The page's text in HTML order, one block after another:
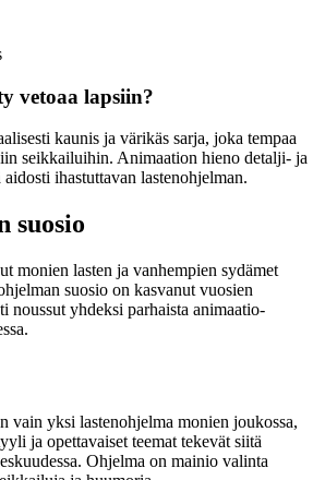
vetoaa lapsiin?
kaunis ja värikäs sarja, joka tempaa
seikkailuihin. Animaation hieno detalji- ja
ihastuttavan lastenohjelman.
suosio
monien lasten ja vanhempien sydämet
suosio on kasvanut vuosien
noussut yhdeksi parhaista animaatio-
vain yksi lastenohjelma monien joukossa,
ja opettavaiset teemat tekevät siitä
Ohjelma on mainio valinta